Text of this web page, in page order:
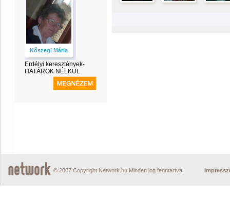
Kőszegi Mária
Erdélyi keresztények-
HATÁROK NÉLKÜL
© 2007 Copyright Network.hu Minden jog fenntartva.